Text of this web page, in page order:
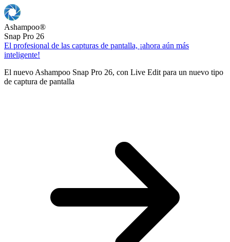
Ashampoo®
Snap Pro 26
El profesional de las capturas de pantalla, ¡ahora aún más
inteligente!
El nuevo Ashampoo Snap Pro 26, con Live Edit para un nuevo tipo
de captura de pantalla